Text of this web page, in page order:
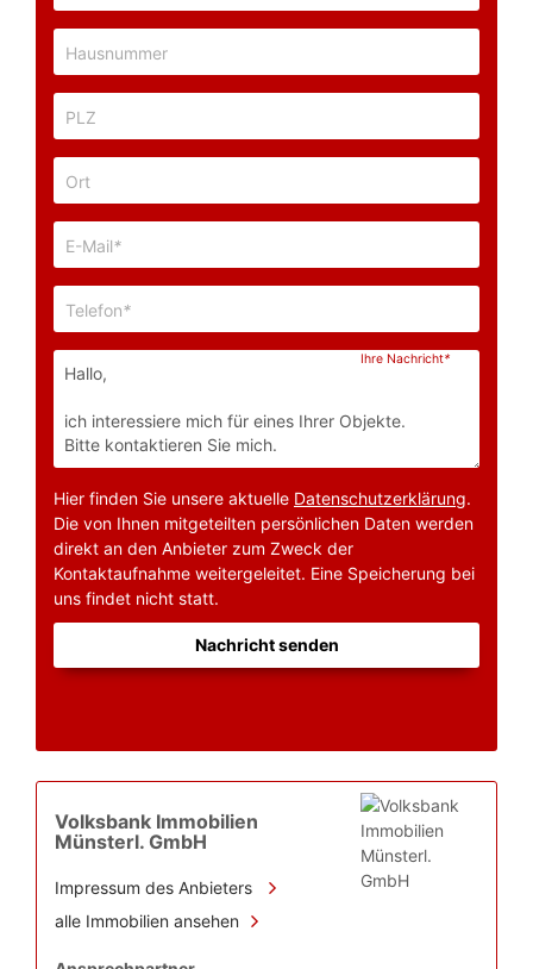
Hausnummer
PLZ
Ort
E-Mail*
Telefon*
Ihre Nachricht*
Hier finden Sie unsere aktuelle Datenschutzerklärung.
Die von Ihnen mitgeteilten persönlichen Daten werden
direkt an den Anbieter zum Zweck der
Kontaktaufnahme weitergeleitet. Eine Speicherung bei
uns findet nicht statt.
Nachricht senden
Volksbank Immobilien
Münsterl. GmbH
Impressum des Anbieters
alle Immobilien ansehen